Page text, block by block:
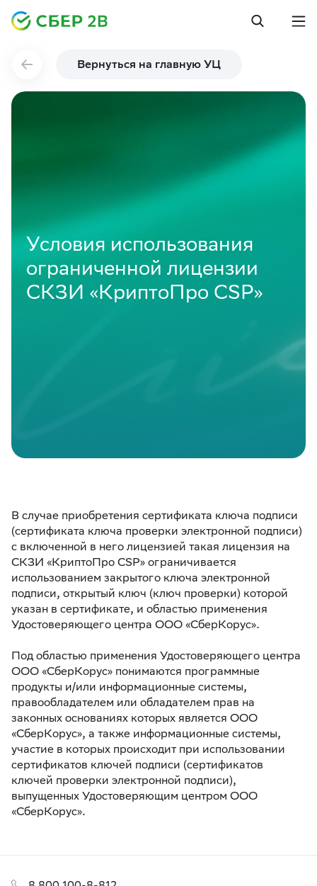
Вернуться на главную УЦ
Условия использования
ограниченной лицензии
СКЗИ «КриптоПро CSP»
В случае приобретения сертификата ключа подписи
(сертификата ключа проверки электронной подписи)
с включенной в него лицензией такая лицензия на
СКЗИ «КриптоПро CSP» ограничивается
использованием закрытого ключа электронной
подписи, открытый ключ (ключ проверки) которой
указан в сертификате, и областью применения
Удостоверяющего центра ООО «СберКорус».
Под областью применения Удостоверяющего центра
ООО «СберКорус» понимаются программные
продукты и/или информационные системы,
правообладателем или обладателем прав на
законных основаниях которых является ООО
«СберКорус», а также информационные системы,
участие в которых происходит при использовании
сертификатов ключей подписи (сертификатов
ключей проверки электронной подписи),
выпущенных Удостоверяющим центром ООО
«СберКорус».